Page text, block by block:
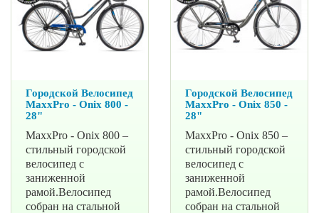
Городской Велосипед
MaxxPro - Onix 800 -
28"
MaxxPro - Onix 800 –
стильный городской
велосипед с
заниженной
рамой.Велосипед
собран на стальной
Городской Велосипед
MaxxPro - Onix 850 -
28"
MaxxPro - Onix 850 –
стильный городской
велосипед с
заниженной
рамой.Велосипед
собран на стальной